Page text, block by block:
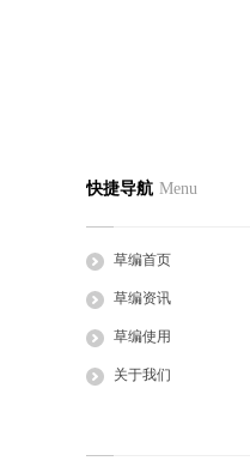
2023-12-27
如何在使用防汛草袋
来，洪水灾害一直是...
快捷导航 Menu
草编首页
草编资讯
草编使用
关于我们